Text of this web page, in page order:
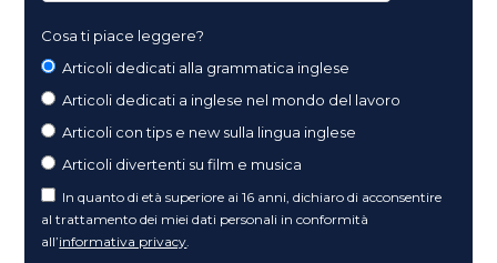
Cosa ti piace leggere?
Articoli dedicati alla grammatica inglese
Articoli dedicati a inglese nel mondo del lavoro
Articoli con tips e new sulla lingua inglese
Articoli divertenti su film e musica
In quanto di età superiore ai 16 anni, dichiaro di acconsentire
al trattamento dei miei dati personali in conformità
all’informativa privacy